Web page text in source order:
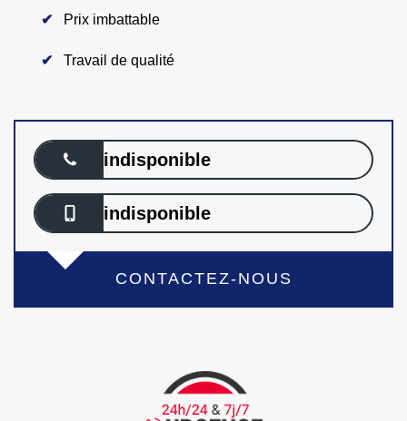
Prix imbattable
Travail de qualité
indisponible
indisponible
CONTACTEZ-NOUS